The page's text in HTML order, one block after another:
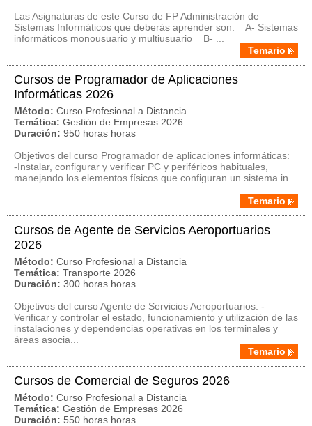
Las Asignaturas de este Curso de FP Administración de
Sistemas Informáticos que deberás aprender son: A- Sistemas
informáticos monousuario y multiusuario B- ...
Temario
Cursos de Programador de Aplicaciones
Informáticas 2026
Método: Curso Profesional a Distancia
Temática: Gestión de Empresas 2026
Duración: 950 horas horas
Objetivos del curso Programador de aplicaciones informáticas:
-Instalar, configurar y verificar PC y periféricos habituales,
manejando los elementos físicos que configuran un sistema in...
Temario
Cursos de Agente de Servicios Aeroportuarios
2026
Método: Curso Profesional a Distancia
Temática: Transporte 2026
Duración: 300 horas horas
Objetivos del curso Agente de Servicios Aeroportuarios: -
Verificar y controlar el estado, funcionamiento y utilización de las
instalaciones y dependencias operativas en los terminales y
áreas asocia...
Temario
Cursos de Comercial de Seguros 2026
Método: Curso Profesional a Distancia
Temática: Gestión de Empresas 2026
Duración: 550 horas horas